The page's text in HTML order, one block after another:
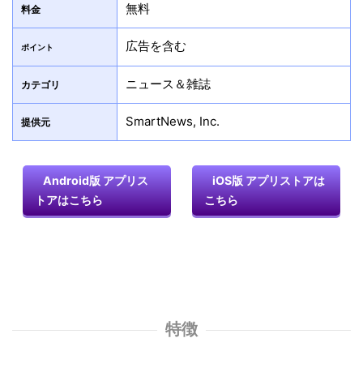
料金 無料
ポイント 広告を含む
カテゴリ ニュース＆雑誌
提供元 SmartNews, Inc.
Android版 アプリス
トアはこちら
iOS版 アプリストアは
こちら
特徴